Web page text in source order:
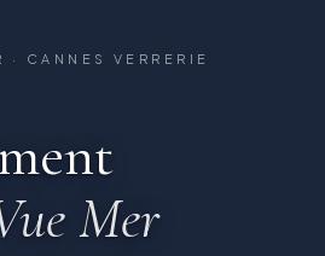
CANNES VERRERIE
Mer